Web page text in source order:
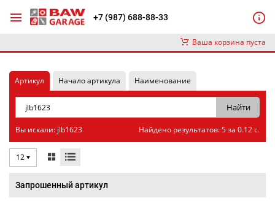
+7 (987) 688-88-33
Ваша корзина пуста
Артикул Начало артикула Наименование
Вы искали: jlb1623 Найдено результатов: 5 за 0.12 с.
12
Запрошенный артикул